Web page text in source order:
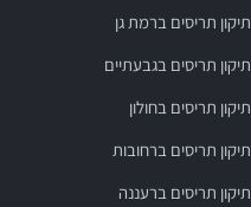
תיקון תריסים ברמת גן
תיקון תריסים בגבעתיים
תיקון תריסים בחולון
תיקון תריסים ברחובות
תיקון תריסים ברעננה